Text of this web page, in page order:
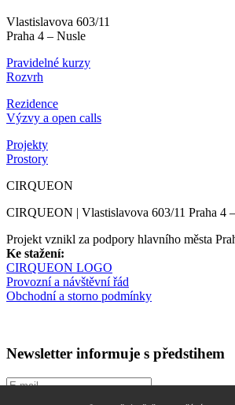
Vlastislavova 603/11
Praha 4 – Nusle
Pravidelné kurzy
Rozvrh
Rezidence
Výzvy a open calls
Projekty
Prostory
CIRQUEON
CIRQUEON | Vlastislavova 603/11 Praha 4
Projekt vznikl za podpory hlavního města
Ke stažení:
CIRQUEON LOGO
Provozní a návštěvní řád
Obchodní a storno podmínky
Newsletter informuje s předstihem